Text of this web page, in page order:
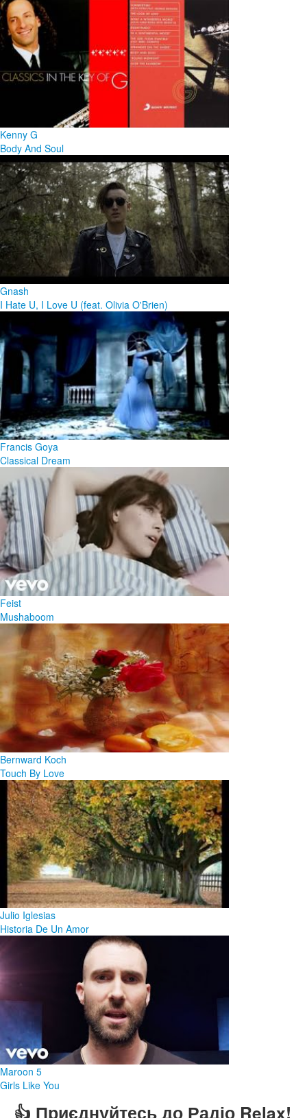
Kenny G
Body And Soul
Gnash
I Hate U, I Love U (feat. Olivia O'Brien)
Francis Goya
Classical Dream
Feist
Mushaboom
Bernward Koch
Touch By Love
Julio Iglesias
Historia De Un Amor
Maroon 5
Girls Like You
👍 Приєднуйтесь до Радіо Relax!